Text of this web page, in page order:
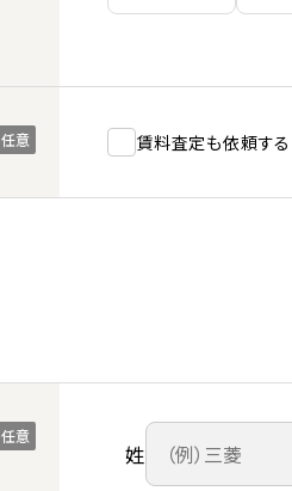
任意 賃料査定も依頼する
任意
姓